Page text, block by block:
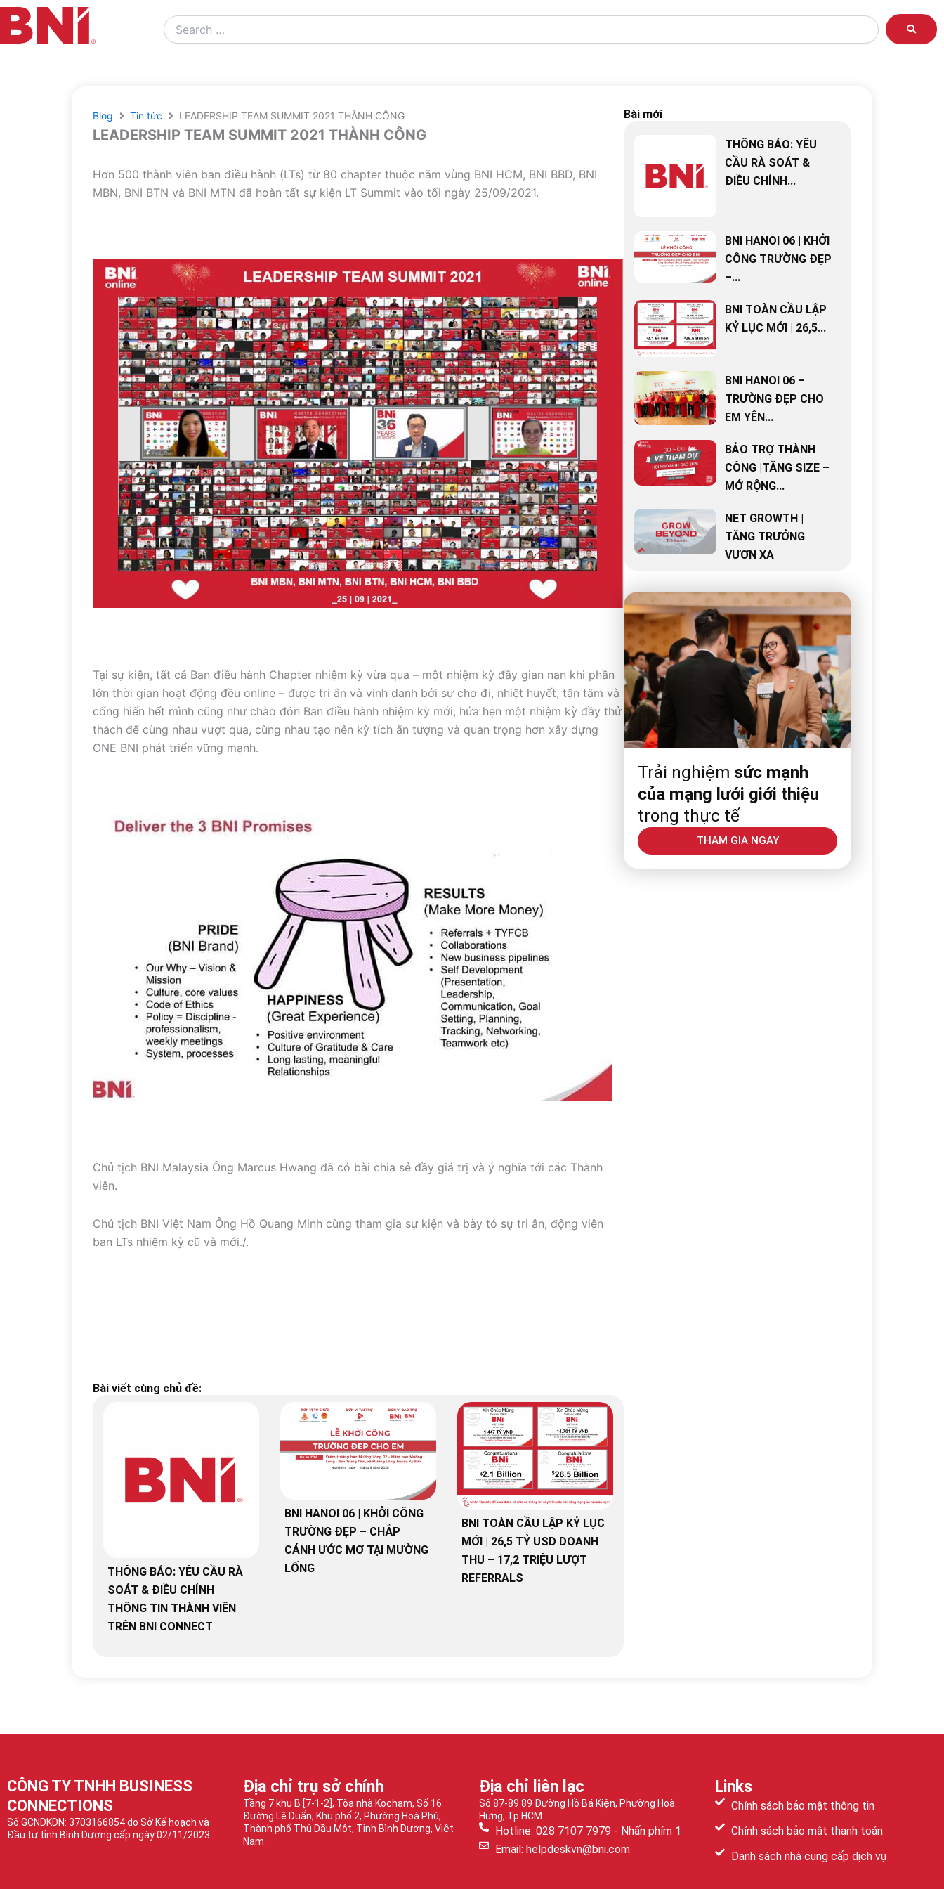
Search
…
Blog Tin tức LEADERSHIP TEAM SUMMIT 2021 THÀNH CÔNG
LEADERSHIP TEAM SUMMIT 2021 THÀNH CÔNG
Hơn 500 thành viên ban điều hành (LTs) từ 80 chapter thuộc năm vùng BNI HCM, BNI BBD, BNI
MBN, BNI BTN và BNI MTN đã hoàn tất sự kiện LT Summit vào tối ngày 25/09/2021.
Tại sự kiện, tất cả Ban điều hành Chapter nhiệm kỳ vừa qua – một nhiệm kỳ đầy gian nan khi phần
lớn thời gian hoạt động đều online – được tri ân và vinh danh bởi sự cho đi, nhiệt huyết, tận tâm và
cống hiến hết mình cũng như chào đón Ban điều hành nhiệm kỳ mới, hứa hẹn một nhiệm kỳ đầy thử
thách để cùng nhau vượt qua, cùng nhau tạo nên kỳ tích ấn tượng và quan trọng hơn xây dựng
ONE BNI phát triển vững mạnh.
Chủ tịch BNI Malaysia Ông Marcus Hwang đã có bài chia sẻ đầy giá trị và ý nghĩa tới các Thành
viên.
Chủ tịch BNI Việt Nam Ông Hồ Quang Minh cùng tham gia sự kiện và bày tỏ sự tri ân, động viên
ban LTs nhiệm kỳ cũ và mới./.
Bài viết cùng chủ đề:
THÔNG BÁO: YÊU CẦU RÀ
SOÁT & ĐIỀU CHỈNH
THÔNG TIN THÀNH VIÊN
TRÊN BNI CONNECT
BNI HANOI 06 | KHỞI CÔNG
TRƯỜNG ĐẸP – CHẮP
CÁNH ƯỚC MƠ TẠI MƯỜNG
LỐNG
BNI TOÀN CẦU LẬP KỶ LỤC
MỚI | 26,5 TỶ USD DOANH
THU – 17,2 TRIỆU LƯỢT
REFERRALS
Bài mới
THÔNG BÁO: YÊU
CẦU RÀ SOÁT &
ĐIỀU CHỈNH...
BNI HANOI 06 | KHỞI
CÔNG TRƯỜNG ĐẸP
–...
BNI TOÀN CẦU LẬP
KỶ LỤC MỚI | 26,5...
BNI HANOI 06 –
TRƯỜNG ĐẸP CHO
EM YÊN...
BẢO TRỢ THÀNH
CÔNG |TĂNG SIZE –
MỞ RỘNG...
NET GROWTH |
TĂNG TRƯỞNG
VƯƠN XA
Trải nghiệm sức mạnh
của mạng lưới giới thiệu
trong thực tế
THAM GIA NGAY
CÔNG TY TNHH BUSINESS
CONNECTIONS
Số GCNDKDN: 3703166854 do Sở Kế hoạch và
Đầu tư tỉnh Bình Dương cấp ngày 02/11/2023
Địa chỉ trụ sở chính
Tầng 7 khu B [7-1-2], Tòa nhà Kocham, Số 16
Đường Lê Duẩn, Khu phố 2, Phường Hoà Phú,
Thành phố Thủ Dầu Một, Tỉnh Bình Dương, Việt
Nam.
Địa chỉ liên lạc
Số 87-89 89 Đường Hồ Bá Kiện, Phường Hoà
Hưng, Tp HCM
Hotline: 028 7107 7979 - Nhấn phím 1
Email: helpdeskvn@bni.com
Links
Chính sách bảo mật thông tin
Chính sách bảo mật thanh toán
Danh sách nhà cung cấp dịch vụ